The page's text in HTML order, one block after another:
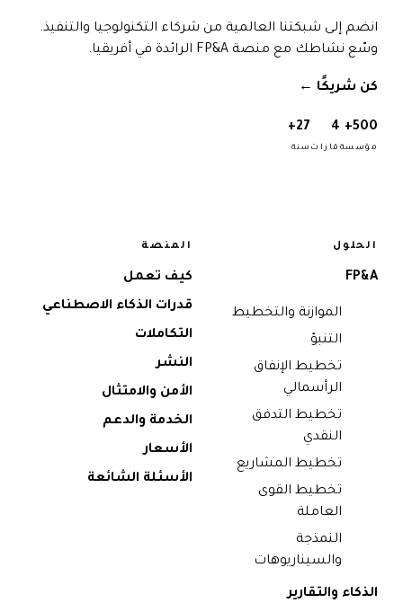
انضم إلى شبكتنا العالمية من شركاء التكنولوجيا والتنفيذ.
وسّع نشاطك مع منصة FP&A الرائدة في أفريقيا.
كن شريكًا →
500+
مؤسسة
4
قارات
27+
سنة
الحلول
FP&A
الموازنة والتخطيط
التنبؤ
تخطيط الإنفاق
الرأسمالي
تخطيط التدفق
النقدي
تخطيط المشاريع
تخطيط القوى
العاملة
النمذجة
والسيناريوهات
الذكاء والتقارير
المنصة
كيف تعمل
قدرات الذكاء الاصطناعي
التكاملات
النشر
الأمن والامتثال
الخدمة والدعم
الأسعار
الأسئلة الشائعة